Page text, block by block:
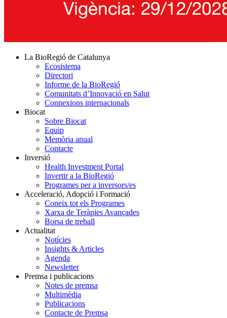
La BioRegió de Catalunya
Ecosistema
Directori
Informe de la BioRegió
Comunitats d’Innovació en Salut
Connexions internacionals
Biocat
Sobre Biocat
Equip
Memòria anual
Contacte
Inversió
Health Investment Portal
Invertir a la BioRegió
Programes per a inversors/es
Acceleració, Adopció i Formació
Coneix tot els Programes
Xarxa de Teràpies Avançades
Borsa de treball
Actualitat
Notícies
Insights & Articles
Agenda
Newsletter
Premsa i publicacions
Notes de premsa
Multimèdia
Publicacions
Contacte de Premsa